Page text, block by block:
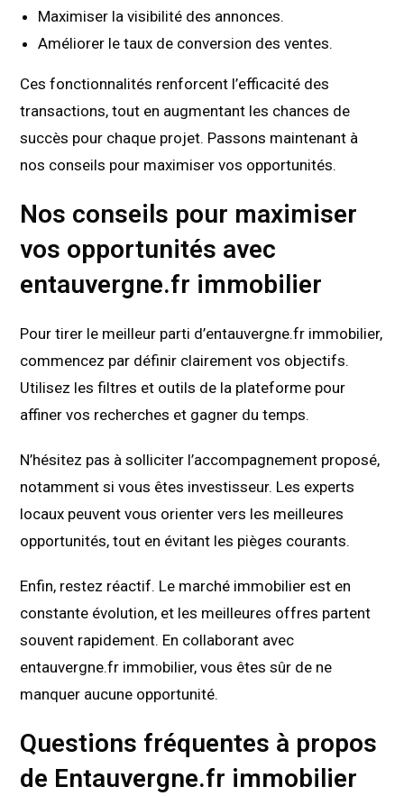
Maximiser la visibilité des annonces.
Améliorer le taux de conversion des ventes.
Ces fonctionnalités renforcent l’efficacité des
transactions, tout en augmentant les chances de
succès pour chaque projet. Passons maintenant à
nos conseils pour maximiser vos opportunités.
Nos conseils pour maximiser
vos opportunités avec
entauvergne.fr immobilier
Pour tirer le meilleur parti d’entauvergne.fr immobilier,
commencez par définir clairement vos objectifs.
Utilisez les filtres et outils de la plateforme pour
affiner vos recherches et gagner du temps.
N’hésitez pas à solliciter l’accompagnement proposé,
notamment si vous êtes investisseur. Les experts
locaux peuvent vous orienter vers les meilleures
opportunités, tout en évitant les pièges courants.
Enfin, restez réactif. Le marché immobilier est en
constante évolution, et les meilleures offres partent
souvent rapidement. En collaborant avec
entauvergne.fr immobilier, vous êtes sûr de ne
manquer aucune opportunité.
Questions fréquentes à propos
de Entauvergne.fr immobilier